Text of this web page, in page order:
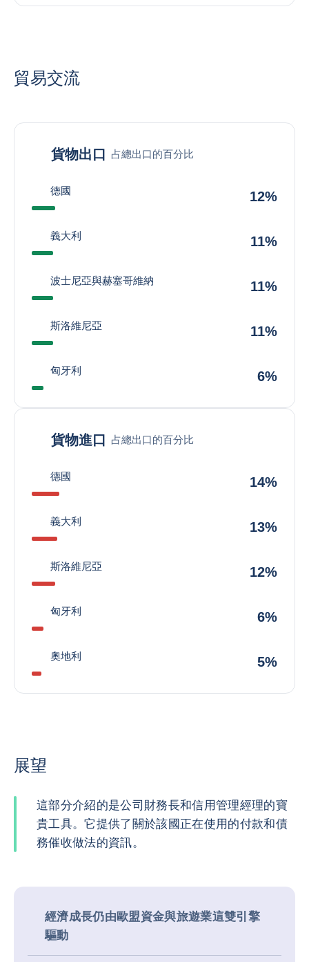
貿易交流
貨物出口 占總出口的百分比
德國 12%
義大利 11%
波士尼亞與赫塞哥維納 11%
斯洛維尼亞 11%
匈牙利 6%
貨物進口 占總出口的百分比
德國 14%
義大利 13%
斯洛維尼亞 12%
匈牙利 6%
奧地利 5%
展望
這部分介紹的是公司財務長和信用管理經理的寶
貴工具。它提供了關於該國正在使用的付款和債
務催收做法的資訊。
經濟成長仍由歐盟資金與旅遊業這雙引擎
驅動